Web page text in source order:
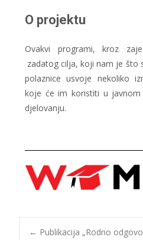
O projektu
Ovakvi programi, kroz
zadatog cilja, koji nam je što
polaznice usvoje nekoliko
koje će im koristiti u
djelovanju.
← Publikacija „Rodno